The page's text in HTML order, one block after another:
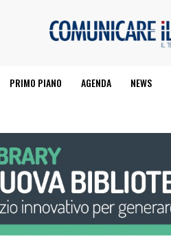
PRIMO PIANO AGENDA NEWS